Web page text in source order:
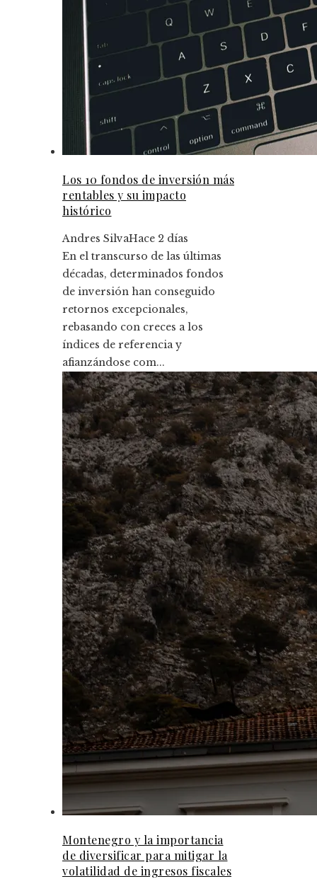
Los 10 fondos de inversión más
rentables y su impacto
histórico
Andres SilvaHace 2 días
En el transcurso de las últimas
décadas, determinados fondos
de inversión han conseguido
retornos excepcionales,
rebasando con creces a los
índices de referencia y
afianzándose com...
Montenegro y la importancia
de diversificar para mitigar la
volatilidad de ingresos fiscales